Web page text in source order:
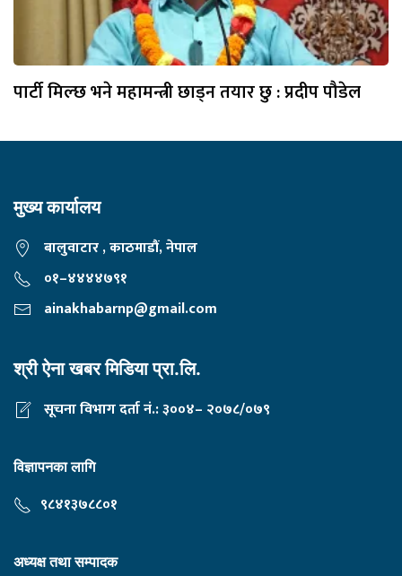
पार्टी मिल्छ भने महामन्त्री छाड्न तयार छु : प्रदीप पौडेल
मुख्य कार्यालय
बालुवाटार , काठमाडौं, नेपाल
०१–४४४४७९१
ainakhabarnp@gmail.com
श्री ऐना खबर मिडिया प्रा.लि.
सूचना विभाग दर्ता नं.: ३००४– २०७८/०७९
विज्ञापनका लागि
९८४१३७८८०१
अध्यक्ष तथा सम्पादक